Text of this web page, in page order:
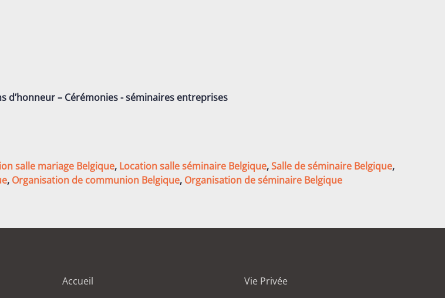
d’honneur – Cérémonies - séminaires entreprises
salle mariage Belgique, Location salle séminaire Belgique,Salle de séminaire Belgique,
, Organisation de communion Belgique, Organisation de séminaire Belgique
Accueil Vie Privée